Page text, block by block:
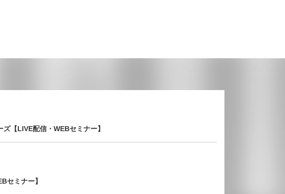
【LIVE配信・WEBセミナー】
セミナー】